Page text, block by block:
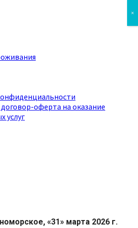
оферта на оказание
услуг
«31» марта 2026 г.
×